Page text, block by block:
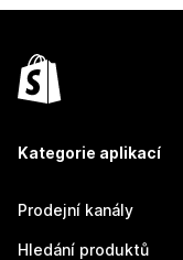
Kategorie aplikací
Prodejní kanály
Hledání produktů